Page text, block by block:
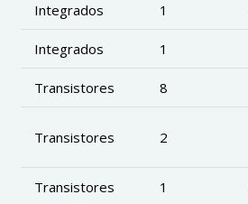
Integrados 1
Integrados 1
Transistores 8
Transistores 2
Transistores 1